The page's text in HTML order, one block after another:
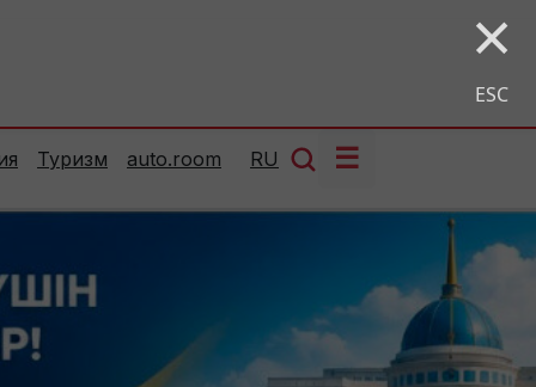
×
ESC
Туризм auto.room RU ☰